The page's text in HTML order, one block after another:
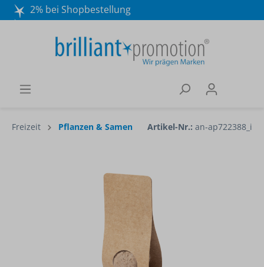
2% bei Shopbestellung
Wir beraten Sie gerne:
040 / 570 18 25 70
Freizeit Pflanzen & Samen Artikel-Nr.: an-ap722388_i